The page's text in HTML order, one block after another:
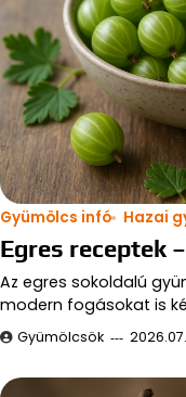
Gyümölcs infó Hazai
Egres receptek
Az egres sokoldalú
modern fogásokat is
Gyümölcsök